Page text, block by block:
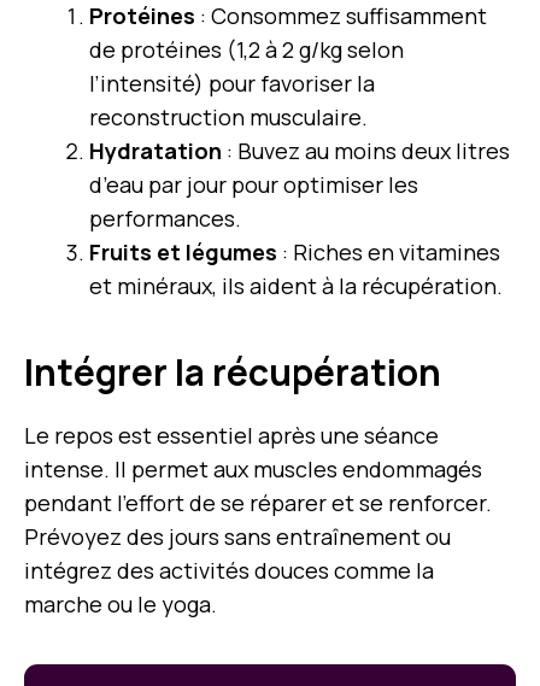
Protéines : Consommez suffisamment
de protéines (1,2 à 2 g/kg selon
l’intensité) pour favoriser la
reconstruction musculaire.
Hydratation : Buvez au moins deux litres
d’eau par jour pour optimiser les
performances.
Fruits et légumes : Riches en vitamines
et minéraux, ils aident à la récupération.
Intégrer la récupération
Le repos est essentiel après une séance
intense. Il permet aux muscles endommagés
pendant l’effort de se réparer et se renforcer.
Prévoyez des jours sans entraînement ou
intégrez des activités douces comme la
marche ou le yoga.